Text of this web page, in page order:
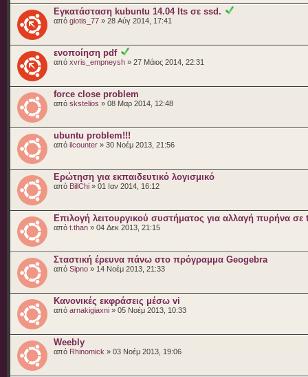
Εγκατάσταση kubuntu 14.04 lts σε ssd.
από giotis_77 » 28 Αύγ 2014, 17:41
ενοποίηση pdf
από xvris_empneysh » 27 Μάιος 2014, 22:31
force close problem
από skstelios » 08 Μαρ 2014, 12:48
ubuntu problem!!!
από ilcounter » 30 Νοέμ 2013, 21:56
Ερώτηση για εκπαιδευτικό λογισμικό
από BillChi » 01 Ιαν 2014, 16:12
Επιλογή λειτουργικού συστήματος για αλλαγή πυρήνα σε
από t.than » 04 Δεκ 2013, 21:15
Σταστική έρευνα πάνω στο πρόγραμμα Geogebra
από Sipno » 14 Νοέμ 2013, 21:33
Κανονικές εκφράσεις μέσω vi
από arnakigiaxni » 05 Νοέμ 2013, 10:33
Weebly
από Rhinomick » 03 Νοέμ 2013, 19:06